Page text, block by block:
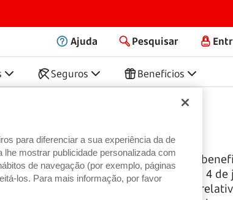
Ajuda Pesquisar
Seguros Benefícios
pelo Banco de Portugal, a
Europeu e do Conselho, de 4
prevista no n.º 3 do mesmo artigo,
para diferenciar a sua experiência da de
mostrar publicidade personalizada com
de navegação (por exemplo, páginas
los. Para mais informação, por favor